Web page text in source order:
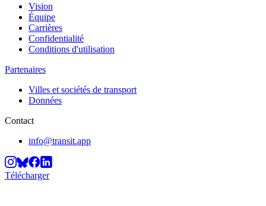
Vision
Équipe
Carrières
Confidentialité
Conditions d'utilisation
Partenaires
Villes et sociétés de transport
Données
Contact
info@transit.app
Télécharger